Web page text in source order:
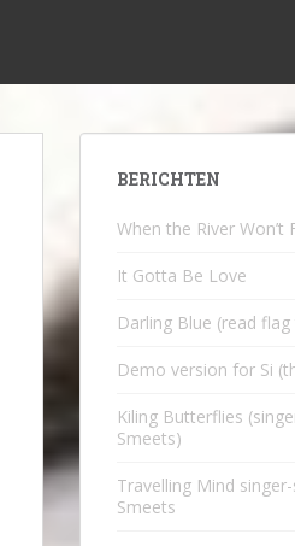
BERICHTEN
When the River Won’t
It Gotta Be Love
Darling Blue (read
Demo version for Si
Kiling Butterflies
Smeets)
Travelling Mind
Smeets